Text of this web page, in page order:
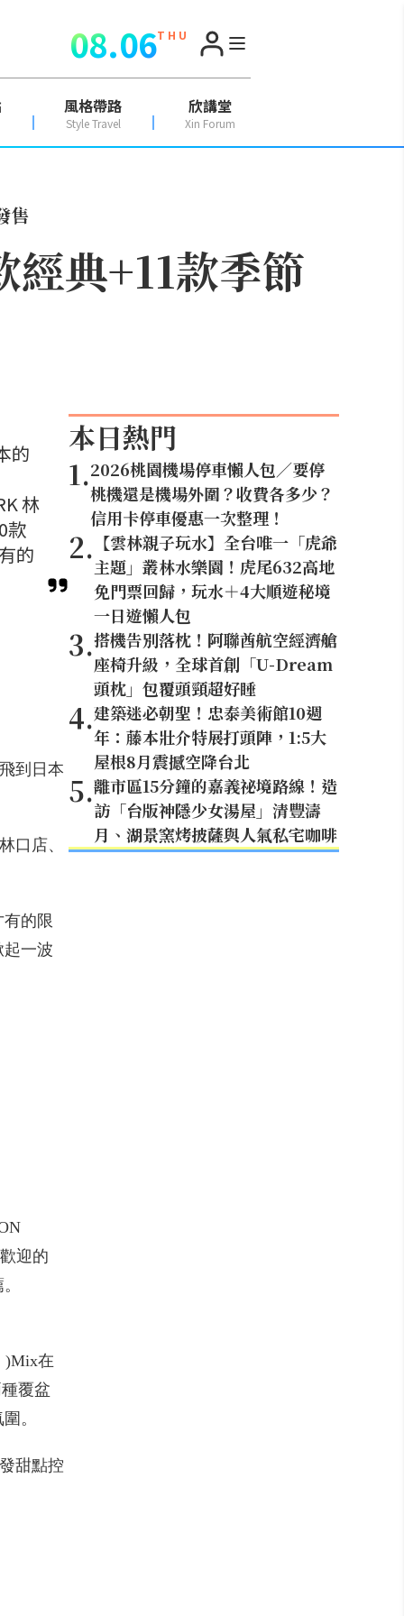
08.06T H U
風格帶路
Style Travel
欣講堂
Xin Forum
售
典+11款季節
的
林
款
的
到日本
口店、
的限
起一波
迎的
)Mix在
覆盆
。
甜點控
本日熱門
1.2026桃園機場停車懶人包／要停
桃機還是機場外圍？收費各多少？
信用卡停車優惠一次整理！
2. 【雲林親子玩水】全台唯一「虎爺
主題」叢林水樂園！虎尾632高地
免門票回歸，玩水＋4大順遊秘境
一日遊懶人包
3.搭機告別落枕！阿聯酋航空經濟艙
座椅升級，全球首創「U-Dream
頭枕」包覆頭頸超好睡
4.建築迷必朝聖！忠泰美術館10週
年：藤本壯介特展打頭陣，1:5大
屋根8月震撼空降台北
5.離市區15分鐘的嘉義祕境路線！造
訪「台版神隱少女湯屋」清豐濤
月、湖景窯烤披薩與人氣私宅咖啡